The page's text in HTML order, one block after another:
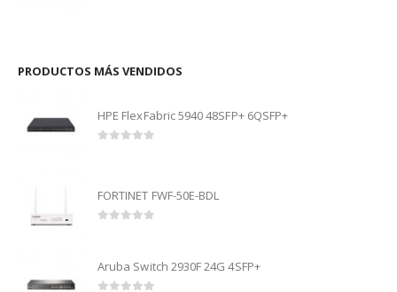
PRODUCTOS MÁS VENDIDOS
HPE FlexFabric 5940 48SFP+ 6QSFP+
FORTINET FWF-50E-BDL
Aruba Switch 2930F 24G 4SFP+